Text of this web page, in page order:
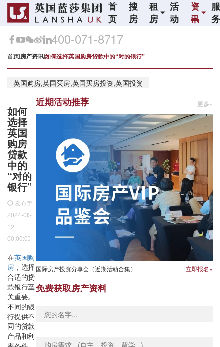
首
页
搜
房
租
房
活
动
资
讯
服
务
400-071-8717
首页房产资讯如何选择英国购房贷款中的“对的银行”
英国购房,英国买房,英国买房投资,英国投资
如何
选择
英国
购房
贷款
中的
“对的
银行”
发布于:
2024-06-
12
00:00:00
在英国购
房 ，选择
合适的贷
款银行至
关重要。
不同的银
行提供不
同的贷款
产品和利
近期活动推荐 更多»
国际房产投资分享会（近期活动合集） 立即报名»
免费获取房产资料